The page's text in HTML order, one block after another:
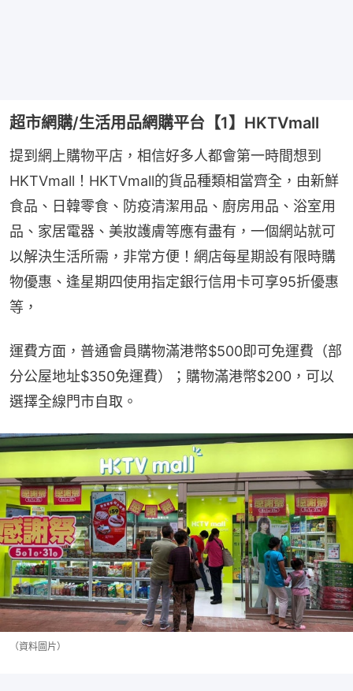
超市網購/生活用品網購平台【1】HKTVmall
提到網上購物平店，相信好多人都會第一時間想到
HKTVmall！HKTVmall的貨品種類相當齊全，由新鮮
食品、日韓零食、防疫清潔用品、廚房用品、浴室用
品、家居電器、美妝護膚等應有盡有，一個網站就可
以解決生活所需，非常方便！網店每星期設有限時購
物優惠、逢星期四使用指定銀行信用卡可享95折優惠
等，
運費方面，普通會員購物滿港幣$500即可免運費（部
分公屋地址$350免運費）；購物滿港幣$200，可以
選擇全線門市自取。
（資料圖片）